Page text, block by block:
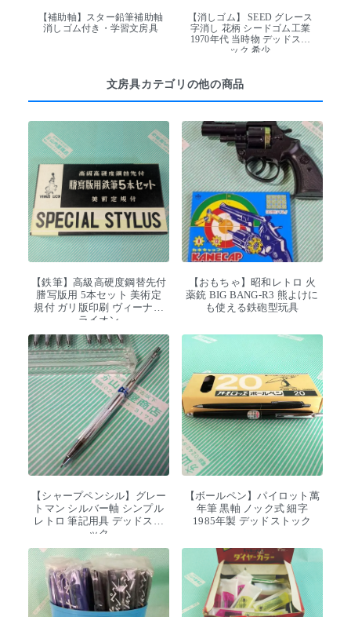
【補助軸】スター鉛筆補助軸
消しゴム付き・学習文房具
【消しゴム】 SEED グレース
字消し 花柄 シードゴム工業
1970年代 当時物 デッドスト
ック 希少
文房具カテゴリの他の商品
【鉄筆】高級高硬度鋼替先付
謄写版用 5本セット 美術定
規付 ガリ版印刷 ヴィーナス
ライオン
【おもちゃ】昭和レトロ 火
薬銃 BIG BANG-R3 熊よけに
も使える鉄砲型玩具
【シャープペンシル】グレー
トマン シルバー軸 シンプル
レトロ 筆記用具 デッドスト
ック
【ボールペン】パイロット萬
年筆 黒軸 ノック式 細字
1985年製 デッドストック